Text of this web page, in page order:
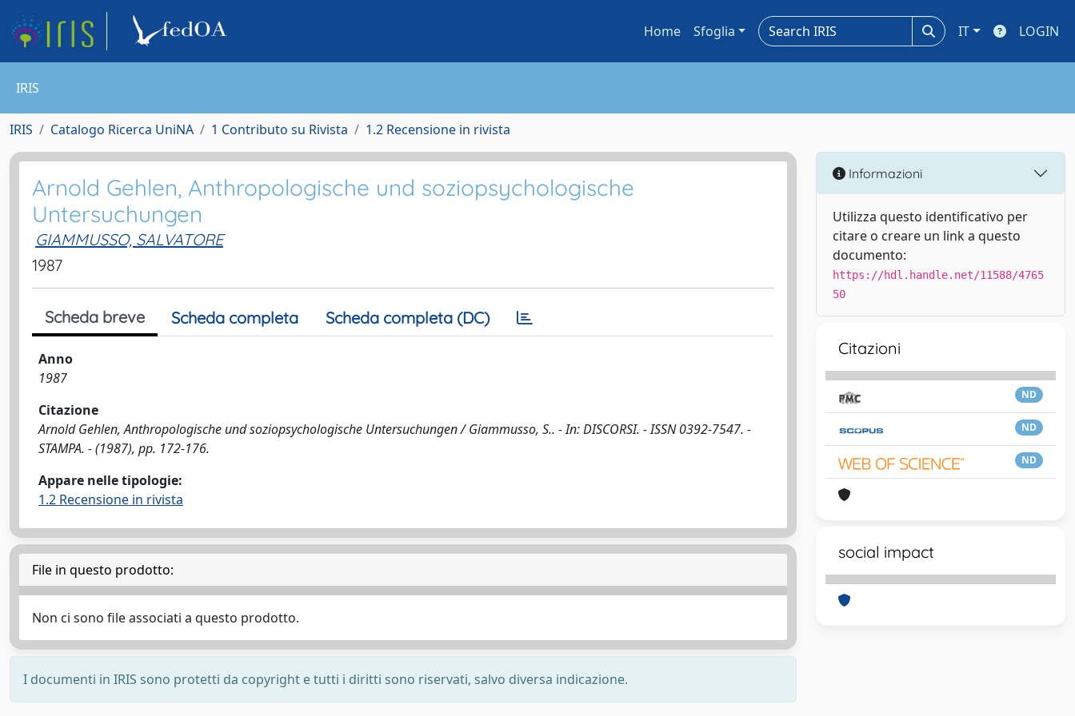
Home Sfoglia IT LOGIN
IRIS
IRIS Catalogo Ricerca UniNA 1 Contributo su Rivista 1.2 Recensione in rivista
Arnold Gehlen, Anthropologische und soziopsychologische
Untersuchungen
GIAMMUSSO, SALVATORE
1987
Scheda breve Scheda completa Scheda completa (DC)
Anno
1987
Citazione
Arnold Gehlen, Anthropologische und soziopsychologische Untersuchungen / Giammusso, S.. - In: DISCORSI. - ISSN 0392-7547. -
STAMPA. - (1987), pp. 172-176.
Appare nelle tipologie:
1.2 Recensione in rivista
File in questo prodotto:
Non ci sono file associati a questo prodotto.
I documenti in IRIS sono protetti da copyright e tutti i diritti sono riservati, salvo diversa indicazione.
Informazioni
Utilizza questo identificativo per
citare o creare un link a questo
documento:
https://hdl.handle.net/11588/4765
50
Citazioni
ND
ND
ND
social impact